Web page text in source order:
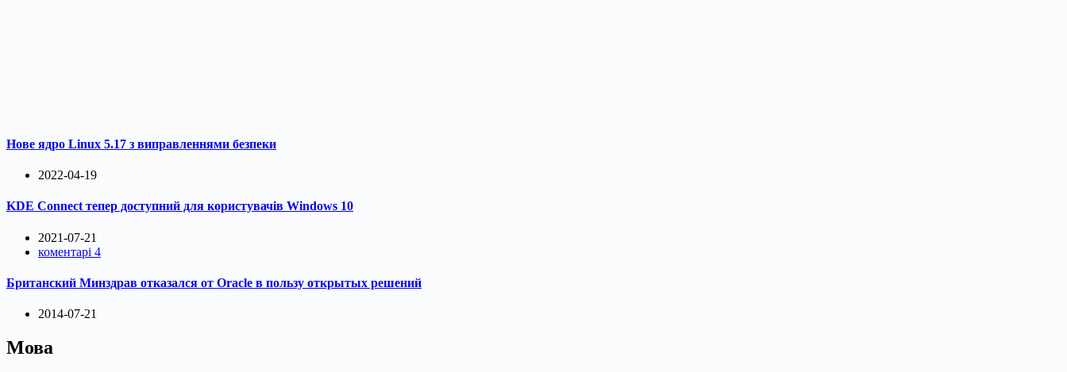
Нове ядро Linux 5.17 з виправленнями безпеки
2022-04-19
KDE Connect тепер доступний для користувачів Windows 10
2021-07-21
коментарі 4
Британский Минздрав отказался от Oracle в пользу открытых решений
2014-07-21
Мова